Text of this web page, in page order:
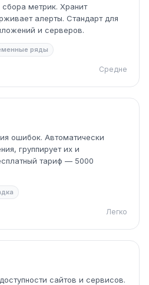
метрик. Хранит
алерты. Стандарт для
и серверов.
ряды
Средне
ошибок. Автоматически
группирует их и
тариф — 5000
Легко
сайтов и сервисов.